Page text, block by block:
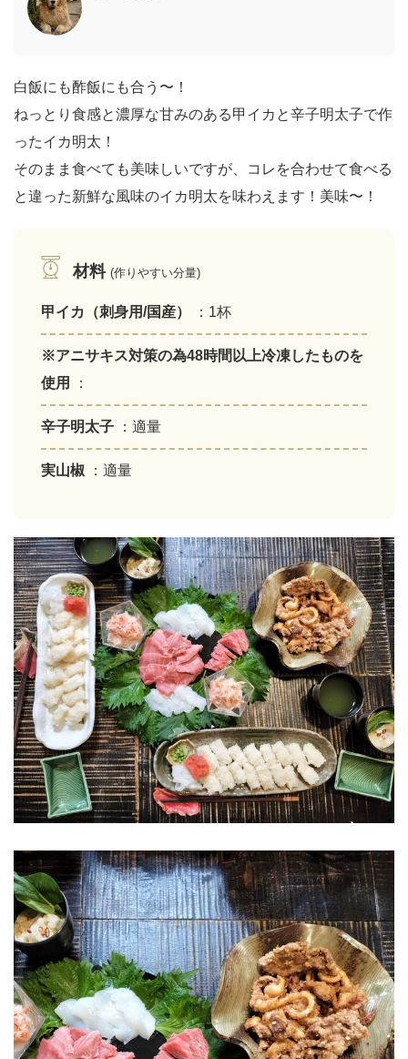
白飯にも酢飯にも合う〜！
ねっとり食感と濃厚な甘みのある甲イカと辛子明太子で作
ったイカ明太！
そのまま食べても美味しいですが、コレを合わせて食べる
と違った新鮮な風味のイカ明太を味わえます！美味〜！
材料 (作りやすい分量)
甲イカ（刺身用/国産） ：1杯
※アニサキス対策の為48時間以上冷凍したものを
使用
：
辛子明太子 ：適量
実山椒 ：適量